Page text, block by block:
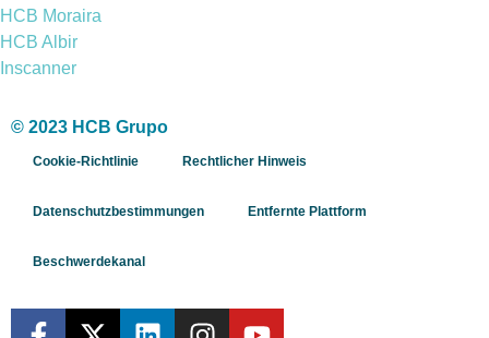
HCB Moraira
HCB Albir
Inscanner
© 2023 HCB Grupo
Cookie-Richtlinie Rechtlicher Hinweis
Datenschutzbestimmungen Entfernte Plattform
Beschwerdekanal